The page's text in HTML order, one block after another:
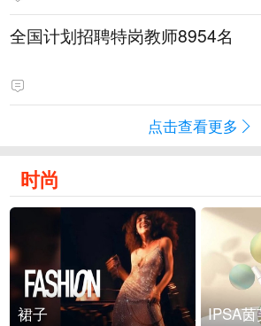
全国计划招聘特岗教师8954名
点击查看更多
时尚
裙子